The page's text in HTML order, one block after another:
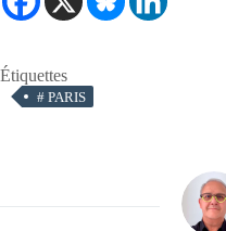
Étiquettes
# PARIS